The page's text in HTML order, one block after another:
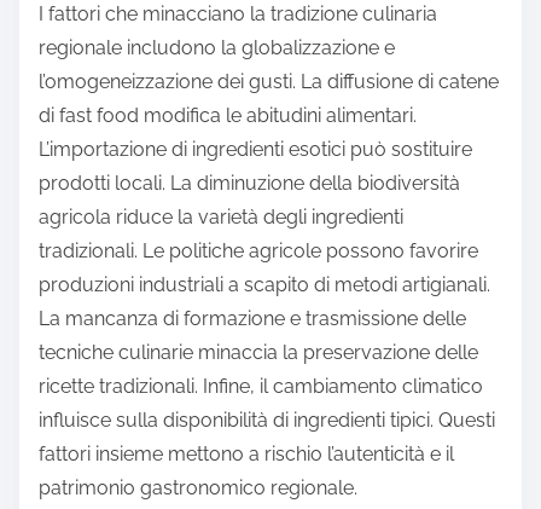
I fattori che minacciano la tradizione culinaria
regionale includono la globalizzazione e
l’omogeneizzazione dei gusti. La diffusione di catene
di fast food modifica le abitudini alimentari.
L’importazione di ingredienti esotici può sostituire
prodotti locali. La diminuzione della biodiversità
agricola riduce la varietà degli ingredienti
tradizionali. Le politiche agricole possono favorire
produzioni industriali a scapito di metodi artigianali.
La mancanza di formazione e trasmissione delle
tecniche culinarie minaccia la preservazione delle
ricette tradizionali. Infine, il cambiamento climatico
influisce sulla disponibilità di ingredienti tipici. Questi
fattori insieme mettono a rischio l’autenticità e il
patrimonio gastronomico regionale.